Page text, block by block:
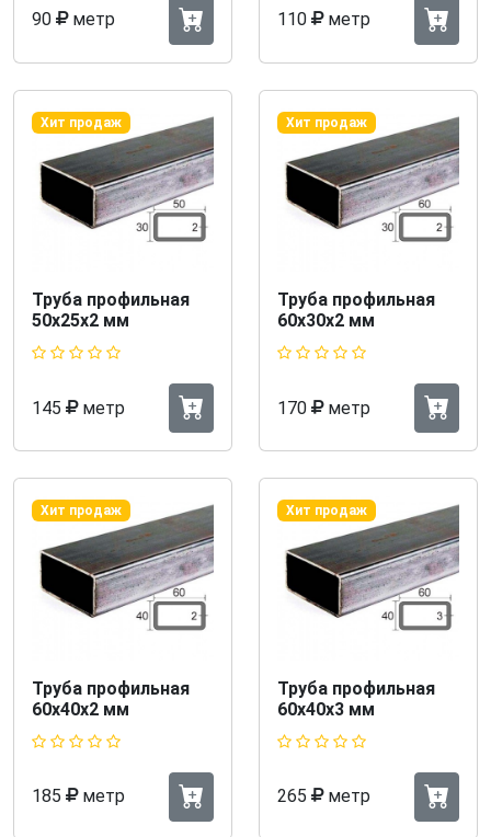
90 метр 110 метр
Хит продаж
Труба профильная
50x25х2 мм
145 метр
Хит продаж
Труба профильная
60x30х2 мм
170 метр
Хит продаж
Труба профильная
60x40х2 мм
185 метр
Хит продаж
Труба профильная
60x40х3 мм
265 метр